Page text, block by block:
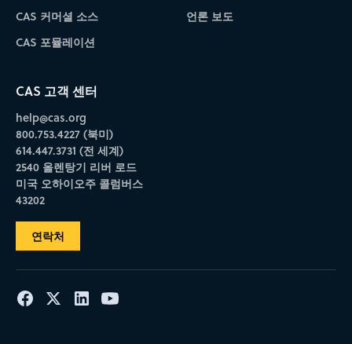
CAS 커머셜 소스
CAS 포뮬레이션
언론 보도
CAS 고객 센터
help@cas.org
800.753.4227 (북미)
614.447.3731 (전 세계)
2540 올렌탕기 리버 로드
미국 오하이오주 콜럼버스
43202
연락처